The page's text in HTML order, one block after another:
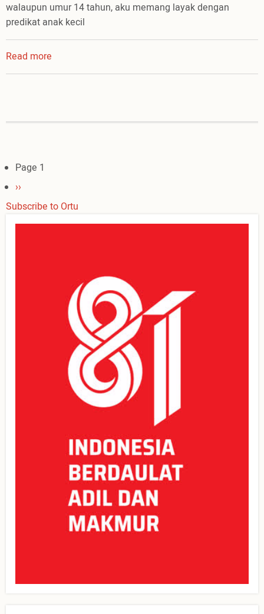
walaupun umur 14 tahun, aku memang layak dengan
predikat anak kecil
Read more
anak
Pagination
Page 1
Next
page
››
Subscribe to Ortu